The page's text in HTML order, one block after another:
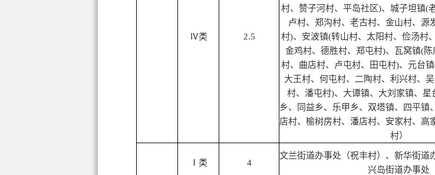
Ⅳ类 2.5
村、赞子河村、平岛社区)、城子坦镇(
卢村、郑沟村、老古村、金山村、源
村)、安波镇(转山村、太阳村、俭汤村
金鸡村、德胜村、郑屯村)、瓦窝镇(陈
村、曲店村、卢屯村、田屯村)、元台镇
大王村、何屯村、二陶村、利兴村、
村、潘屯村)、大谭镇、大刘家镇、星
乡、同益乡、乐甲乡、双塔镇、四平镇
店村、榆树房村、潘店村、安家村、高
村）
Ⅰ类 4
文兰街道办事处（祝丰村）、新华街道
兴岛街道办事处